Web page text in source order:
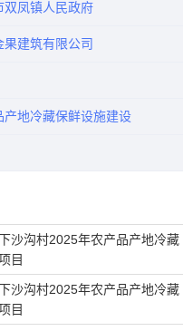
双凤镇人民政府
果建筑有限公司
产地冷藏保鲜设施建设
沙沟村2025年农产品产地冷藏
目
沙沟村2025年农产品产地冷藏
目